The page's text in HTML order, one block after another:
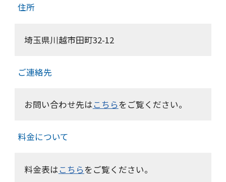
住所
埼玉県川越市田町32-12
ご連絡先
お問い合わせ先はこちらをご覧ください。
料金について
料金表はこちらをご覧ください。